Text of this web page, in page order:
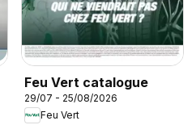
Feu Vert catalogue
29/07 - 25/08/2026
Feu Vert